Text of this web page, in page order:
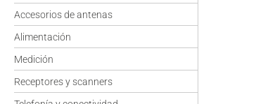
Accesorios de antenas
Alimentación
Medición
Receptores y scanners